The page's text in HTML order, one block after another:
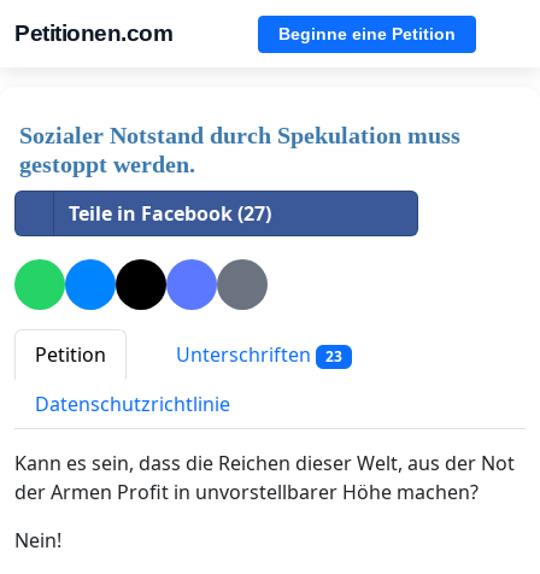
Petitionen.com Beginne eine Petition
Sozialer Notstand durch Spekulation muss
gestoppt werden.
Teile in Facebook (27)
Petition Unterschriften 23
Datenschutzrichtlinie
Kann es sein, dass die Reichen dieser Welt, aus der Not
der Armen Profit in unvorstellbarer Höhe machen?
Nein!